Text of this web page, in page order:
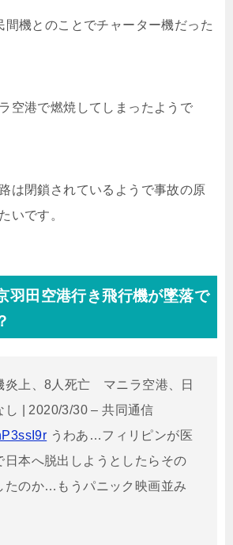
間機とのことでチャーター機だった
空港で燃焼してしまったようで
は閉鎖されているようで事故の原
いです。
羽田空港行き飛行機が墜落で
炎上、8人死亡 マニラ空港、日
し | 2020/3/30 – 共同通信
うわあ…フィリピンが医
日本へ脱出しようとしたらその
たのか…もうパニック映画並み